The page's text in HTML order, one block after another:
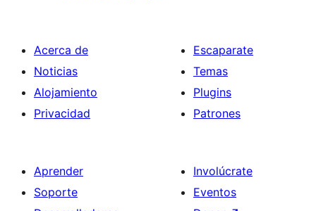
Acerca de
Noticias
Alojamiento
Privacidad
Escaparate
Temas
Plugins
Patrones
Aprender
Soporte
Involúcrate
Eventos